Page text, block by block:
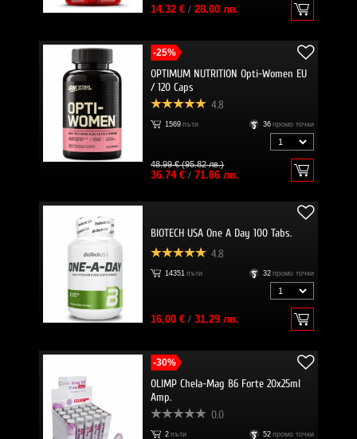
14.32 €/ 28.00 лв.
-25%
OPTIMUM NUTRITION Opti-Women EU
/ 120 Caps
4.8
1569 пъти 36 промо точки
48.99 € (95.82 лв.)
36.74 €/ 71.86 лв.
BIOTECH USA One A Day 100 Tabs.
4.8
14351 пъти 32 промо точки
16.00 €/ 31.29 лв.
-30%
OLIMP Chela-Mag B6 Forte 20x25ml
Amp.
0.0
2 пъти 52 промо точки